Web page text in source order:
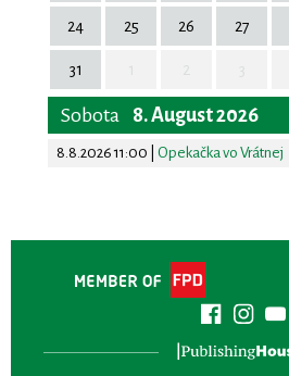
24 25 26 27
31
Sobota 8. August 2026
8.8.2026 11:00 Opekačka vo Vrátnej